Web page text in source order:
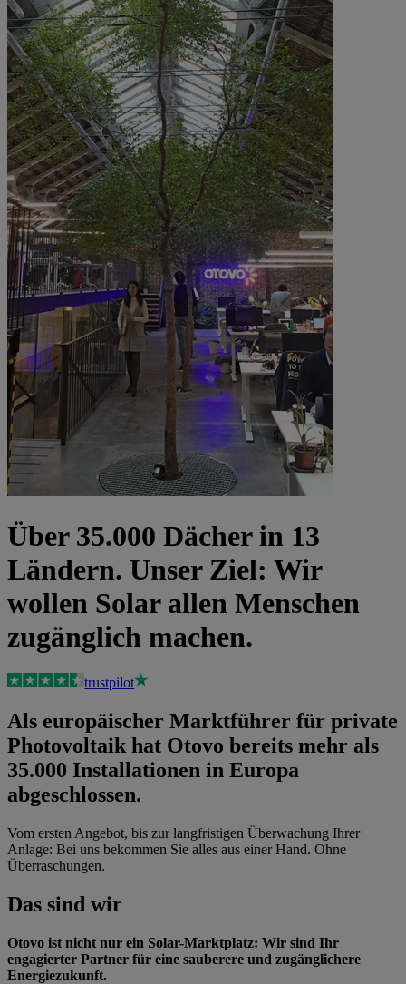
Über 35.000 Dächer in 13
Ländern. Unser Ziel: Wir
wollen Solar allen Menschen
zugänglich machen.
trustpilot
Als europäischer Marktführer für private
Photovoltaik hat Otovo bereits mehr als
35.000 Installationen in Europa
abgeschlossen.
Vom ersten Angebot, bis zur langfristigen Überwachung Ihrer
Anlage: Bei uns bekommen Sie alles aus einer Hand. Ohne
Überraschungen.
Das sind wir
Otovo ist nicht nur ein Solar-Marktplatz: Wir sind Ihr
engagierter Partner für eine sauberere und zugänglichere
Energiezukunft.